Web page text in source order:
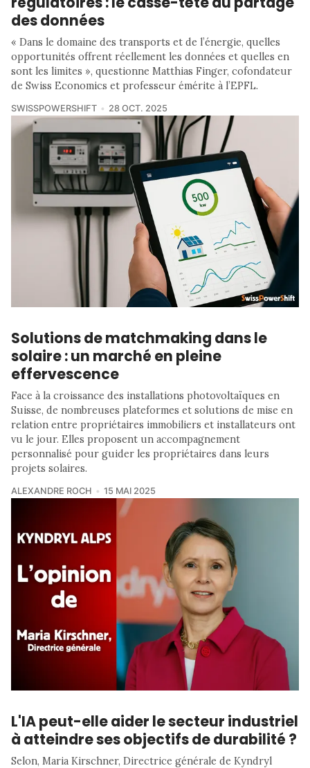
des données
« Dans le domaine des transports et de l’énergie, quelles
opportunités offrent réellement les données et quelles en
sont les limites », questionne Matthias Finger, cofondateur
de Swiss Economics et professeur émérite à l’EPFL.
SWISSPOWERSHIFT 28 OCT. 2025
Solutions de matchmaking dans le
solaire : un marché en pleine
effervescence
Face à la croissance des installations photovoltaïques en
Suisse, de nombreuses plateformes et solutions de mise en
relation entre propriétaires immobiliers et installateurs ont
vu le jour. Elles proposent un accompagnement
personnalisé pour guider les propriétaires dans leurs
projets solaires.
ALEXANDRE ROCH 15 MAI 2025
L'IA peut-elle aider le secteur industriel
à atteindre ses objectifs de durabilité ?
Selon, Maria Kirschner, Directrice générale de Kyndryl